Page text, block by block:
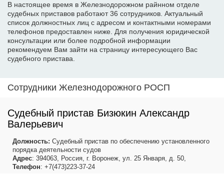
В настоящее время в Железнодорожном райнном отделе
судебных приставов работают 36 сотрудников. Актуальный
список должностных лиц с адресом и контактными номерами
телефонов предоставлен ниже. Для получения юридической
консультации или более подробной информации
рекомендуем Вам зайти на страницу интересующего Вас
судебного пристава.
Сотрудники Железнодорожного РОСП
Судебный пристав Бизюкин Александр
Валерьевич
Должность: Судебный пристав по обеспечению установленного
порядка деятельности судов
Адрес: 394063, Россия, г. Воронеж, ул. 25 Января, д. 50,
Телефон: +7(473)223-37-24